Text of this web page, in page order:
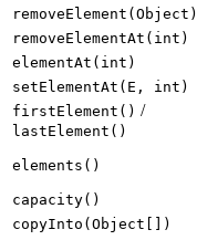
removeElement(Object)
removeElementAt(int)
elementAt(int)
setElementAt(E, int)
firstElement() /
lastElement()
elements()
capacity()
copyInto(Object[])